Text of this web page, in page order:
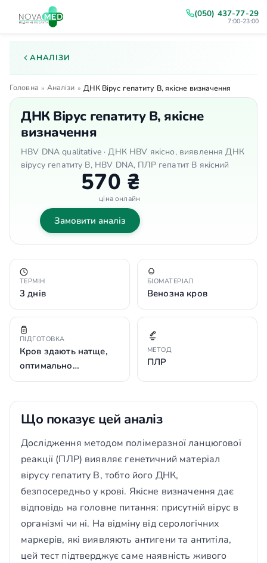
(050) 437-77-29
7:00-23:00
АНАЛІЗИ
Головна » Аналізи » ДНК Вірус гепатиту В, якісне визначення
ДНК Вірус гепатиту В, якісне
визначення
HBV DNA qualitative · ДНК HBV якісно, виявлення ДНК
вірусу гепатиту В, HBV DNA, ПЛР гепатит В якісний
570 ₴
ціна онлайн
Замовити аналіз
ТЕРМІН
3 днів
БІОМАТЕРІАЛ
Венозна кров
ПІДГОТОВКА
Кров здають натще,
оптимально…
МЕТОД
ПЛР
Що показує цей аналіз
Дослідження методом полімеразної ланцюгової
реакції (ПЛР) виявляє генетичний матеріал
вірусу гепатиту В, тобто його ДНК,
безпосередньо у крові. Якісне визначення дає
відповідь на головне питання: присутній вірус в
організмі чи ні. На відміну від серологічних
маркерів, які виявляють антигени та антитіла,
цей тест підтверджує саме наявність живого